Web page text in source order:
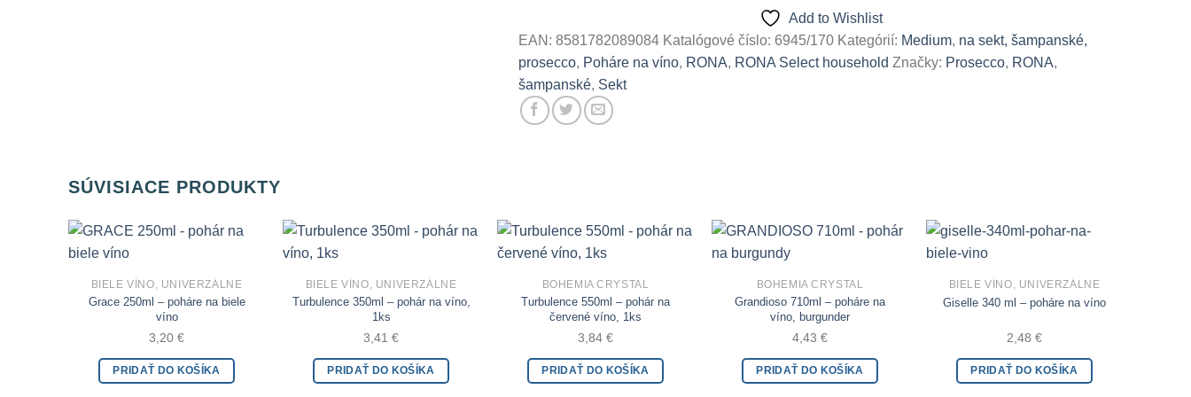
Add to Wishlist
EAN:8581782089084 Katalógové číslo:6945/170 Kategórií: Medium, na sekt, šampanské,
prosecco, Poháre na víno, RONA, RONA Select household Značky: Prosecco, RONA,
šampanské, Sekt
SÚVISIACE PRODUKTY
Add to Wishlist
BIELE VÍNO, UNIVERZÁLNE
Grace 250ml – poháre na biele
víno
3,20 €
PRIDAŤ DO KOŠÍKA
Add to Wishlist
BIELE VÍNO, UNIVERZÁLNE
Turbulence 350ml – pohár na víno,
1ks
3,41 €
PRIDAŤ DO KOŠÍKA
Add to Wishlist
BOHEMIA CRYSTAL
Turbulence 550ml – pohár na
červené víno, 1ks
3,84 €
PRIDAŤ DO KOŠÍKA
Add to Wishlist
BOHEMIA CRYSTAL
Grandioso 710ml – poháre na
víno, burgunder
4,43 €
PRIDAŤ DO KOŠÍKA
Add to Wishlist
BIELE VÍNO, UNIVERZÁLNE
Giselle 340 ml – poháre na víno
2,48 €
PRIDAŤ DO KOŠÍKA